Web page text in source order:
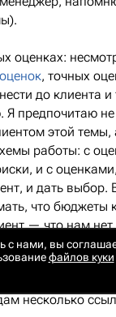
оценках:
, точных
до клиента и
Я предпочитаю не
этой темы,
работы: с
и с
и дать выбор.
что бюджеты
— что нам
несколько
с нами, вы
файлов куки